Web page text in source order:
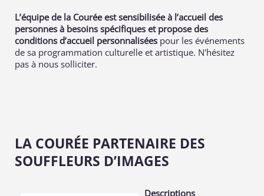
L’équipe de la Courée est sensibilisée à l’accueil des
personnes à besoins spécifiques et propose des
conditions d’accueil personnalisées pour les événements
de sa programmation culturelle et artistique. N'hésitez
pas à nous solliciter.
LA COURÉE PARTENAIRE DES
SOUFFLEURS D’IMAGES
Descriptions